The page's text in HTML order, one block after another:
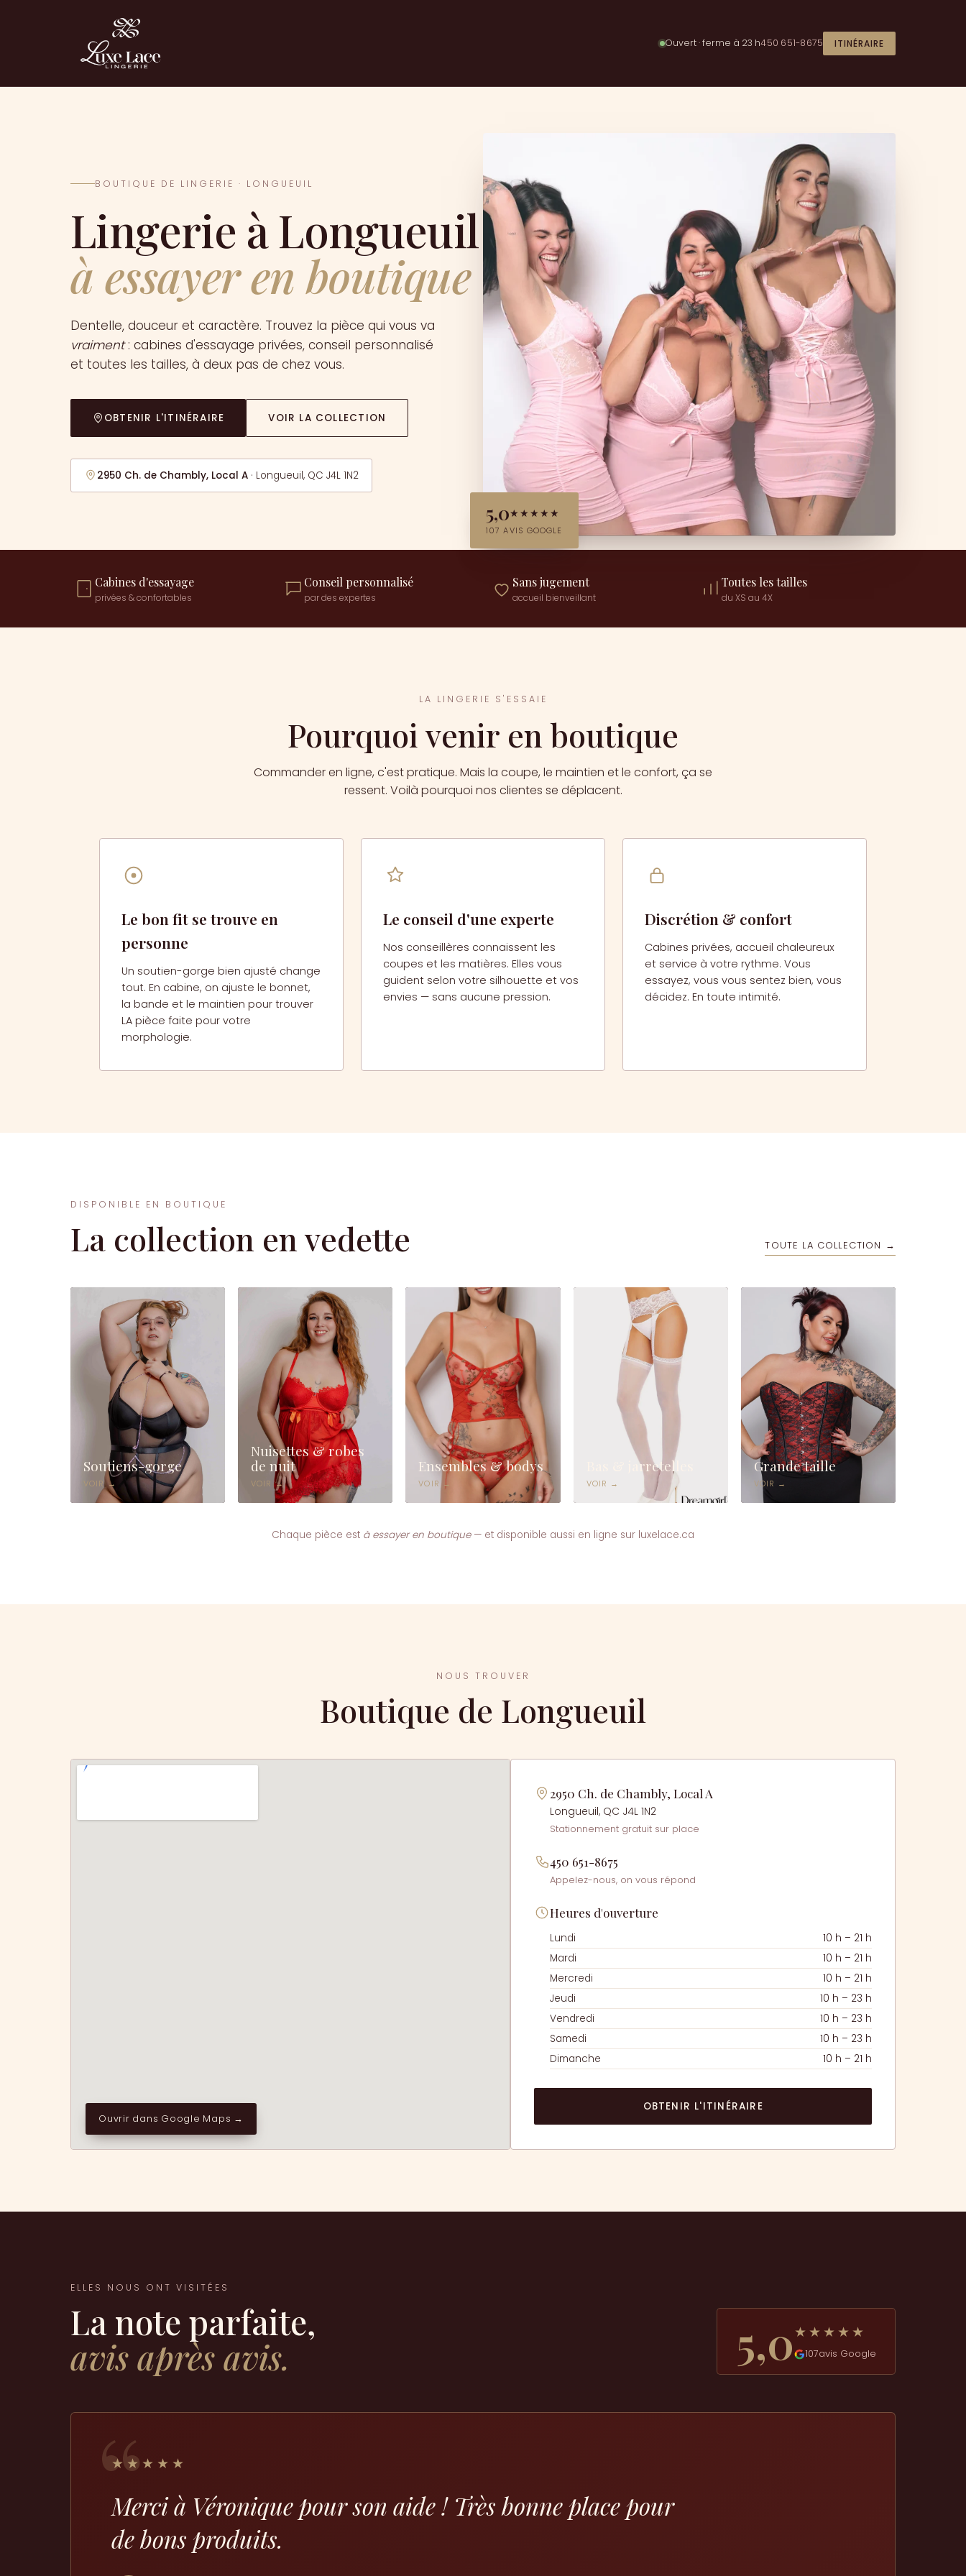
Ouvert · ferme à 23 h450 651-8675 ITINÉRAIRE
BOUTIQUE DE LINGERIE · LONGUEUIL
Lingerie àLongueuil
à essayer en boutique
Dentelle, douceur et caractère. Trouvez la pièce qui vous va
vraiment: cabines d'essayage privées, conseil personnalisé
et toutes les tailles, à deux pas de chez vous.
OBTENIR L'ITINÉRAIRE VOIR LA COLLECTION
2950 Ch. de Chambly, Local A · Longueuil, QC J4L 1N2
5,0★★★★★
107 AVIS GOOGLE
Cabines d'essayage
privées & confortables
Conseil personnalisé
par des expertes
Sans jugement
accueil bienveillant
Toutes les tailles
du XS au 4X
LA LINGERIE S'ESSAIE
Pourquoi venir en boutique
Commander en ligne, c'est pratique. Mais la coupe, le maintien et le confort, ça se
ressent. Voilà pourquoi nos clientes se déplacent.
Le bon fit se trouve en
personne
Un soutien-gorge bien ajusté change
tout. En cabine, on ajuste le bonnet,
la bande et le maintien pour trouver
LA pièce faite pour votre
morphologie.
Le conseil d'une experte
Nos conseillères connaissent les
coupes et les matières. Elles vous
guident selon votre silhouette et vos
envies — sans aucune pression.
Discrétion & confort
Cabines privées, accueil chaleureux
et service à votre rythme. Vous
essayez, vous vous sentez bien, vous
décidez. En toute intimité.
DISPONIBLE EN BOUTIQUE
La collection en vedette TOUTE LA COLLECTION →
Soutiens-gorge
VOIR →
Nuisettes & robes
de nuit
VOIR →
Ensembles & bodys
VOIR →
Bas & jarretelles
VOIR →
Grande taille
VOIR →
Chaque pièce est à essayer en boutique— et disponible aussi en ligne sur luxelace.ca
NOUS TROUVER
Boutique de Longueuil
Ouvrir dans Google Maps →
2950 Ch. de Chambly, Local A
Longueuil, QC J4L 1N2
Stationnement gratuit sur place
450 651-8675
Appelez-nous, on vous répond
Heures d'ouverture
Lundi
10 h – 21 h
Mardi
10 h – 21 h
Mercredi
10 h – 21 h
Jeudi
10 h – 23 h
Vendredi
10 h – 23 h
Samedi
10 h – 23 h
Dimanche
10 h – 21 h
OBTENIR L'ITINÉRAIRE
ELLES NOUS ONT VISITÉES
La note parfaite,
avis après avis. 5,0★★★★★
107avis Google
“
★★★★★
Merci à Véronique pour son aide ! Très bonne place pour
de bons produits.